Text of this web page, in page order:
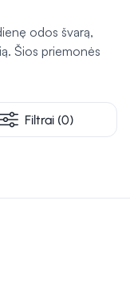
odos švarą,
Šios priemonės
ar
tinka visiems
Renkantis tinkamą
suteikia gaivumo
Filtrai (0)